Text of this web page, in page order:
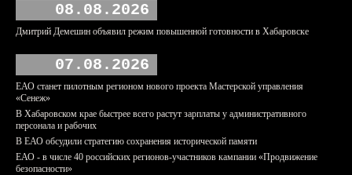
08.08.2026
Дмитрий Демешин объявил режим повышенной готовности в Хабаровске
07.08.2026
ЕАО станет пилотным регионом нового проекта Мастерской управления
«Сенеж»
В Хабаровском крае быстрее всего растут зарплаты у административного
персонала и рабочих
В ЕАО обсудили стратегию сохранения исторической памяти
ЕАО - в числе 40 российских регионов-участников кампании «Продвижение
безопасности»